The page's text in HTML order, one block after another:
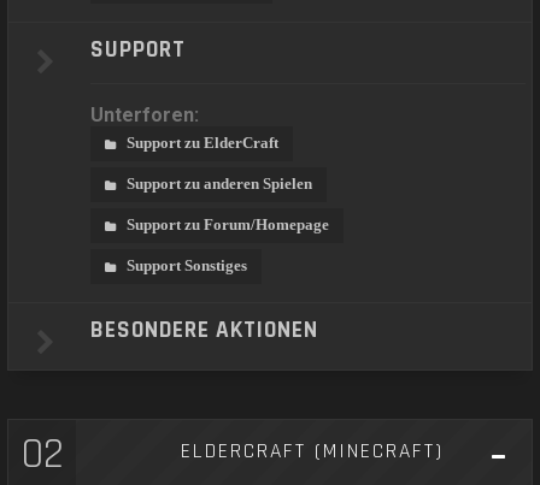
SUPPORT
Unterforen:
Support zu ElderCraft
Support zu anderen Spielen
Support zu Forum/Homepage
Support Sonstiges
BESONDERE AKTIONEN
02 ELDERCRAFT (MINECRAFT)